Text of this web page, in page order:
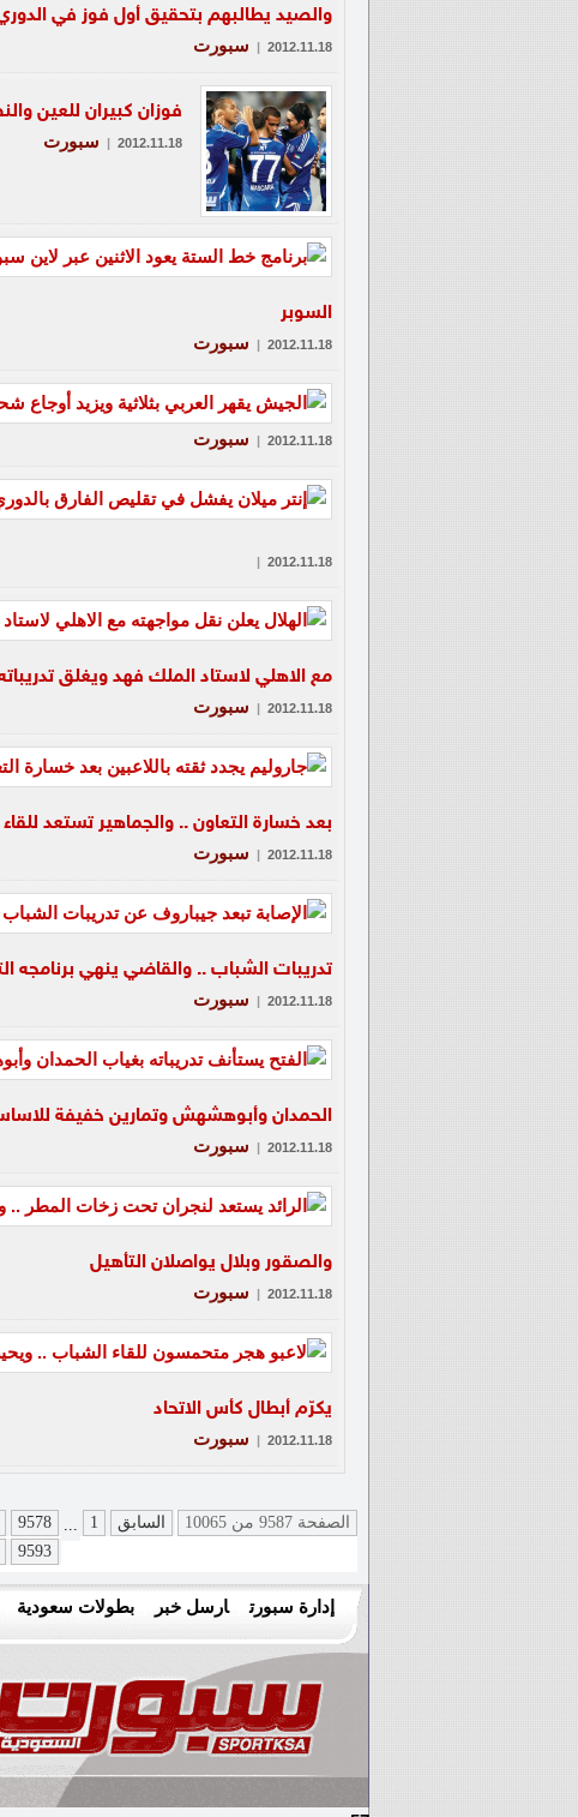
والصيد يطالبهم بتحقيق أول فوز في
2012.11.18
| سبورت
فوزان كبيران للعين
2012.11.18
| سبورت
السوبر
2012.11.18
| سبورت
2012.11.18
| سبورت
2012.11.18
|
مع الاهلي لاستاد الملك فهد ويغلق
2012.11.18
| سبورت
بعد خسارة التعاون .. والجماهير تستعد للقاء
2012.11.18
| سبورت
تدريبات الشباب .. والقاضي ينهي برنامجه
2012.11.18
| سبورت
الحمدان وأبوهشهش وتمارين خفيفة
2012.11.18
| سبورت
والصقور وبلال يواصلان التأهيل
2012.11.18
| سبورت
يكرّم أبطال كأس الاتحاد
2012.11.18
| سبورت
الصفحة 9587 من 10065 السابق 1
...
9578
9593
إدارة سبورت ارسل خبر بطولات سعودية